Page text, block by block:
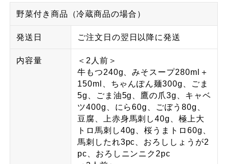
野菜付き商品（冷蔵商品の場合）
発送日 ご注文日の翌日以降に発送
内容量
＜2人前＞
牛もつ240g、みそスープ280ml＋
150ml、ちゃんぽん麺300g、ごま
5g、ごま油5g、鷹の爪3g、キャベ
ツ400g、にら60g、ごぼう80g、
豆腐、上赤身馬刺し40g、極上大
トロ馬刺し40g、桜うまトロ60g、
馬刺したれ3pc、おろししょうが2
pc、おろしニンニク2pc